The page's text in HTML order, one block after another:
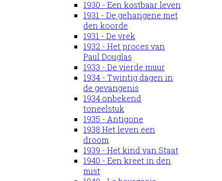
1930 - Een kostbaar leven
1931 - De gehangene met
den koorde
1931 - De vrek
1932 - Het proces van
Paul Douglas
1933 - De vierde muur
1934 - Twintig dagen in
de gevangenis
1934 onbekend
toneelstuk
1935 - Antigone
1938 Het leven een
droom
1939 - Het kind van Staat
1940 - Een kreet in den
mist